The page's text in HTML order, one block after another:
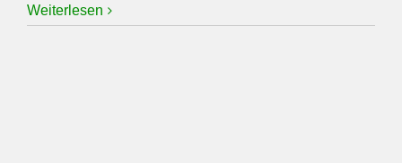
Weiterlesen